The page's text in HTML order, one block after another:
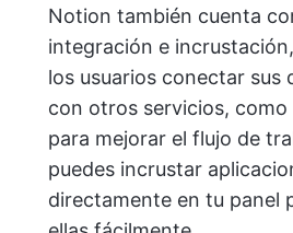
Notion también cuenta
integración e
los usuarios conectar sus
con otros servicios, como
para mejorar el flujo de
puedes incrustar
directamente en tu panel